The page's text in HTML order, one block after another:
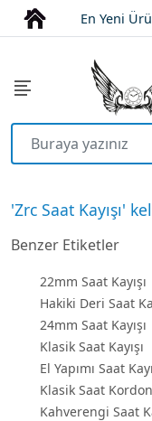
En Yeni
'Zrc Saat Kayışı'
Benzer Etiketler
22mm Saat Kayışı
Hakiki Deri Saat
24mm Saat Kayışı
Klasik Saat Kayışı
El Yapımı Saat
Klasik Saat
Kahverengi Saat